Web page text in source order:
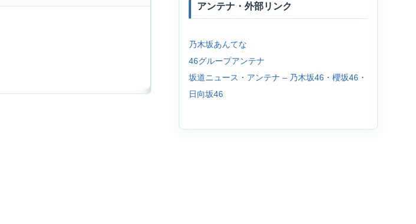
アンテナ・外部リンク
乃木坂あんてな
46グループアンテナ
坂道ニュース・アンテナ – 乃木坂46・櫻坂46・
日向坂46